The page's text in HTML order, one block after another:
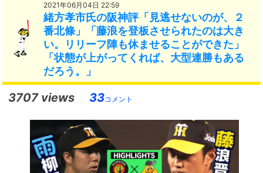
2021年06月04日 22:59
緒方孝市氏の阪神評「見逃せないのが、２
番北條」「藤浪を登板させられたのは大き
い。リリーフ陣も休ませることができた」
「状態が上がってくれば、大型連勝もある
だろう。」
3707 views 33コメント